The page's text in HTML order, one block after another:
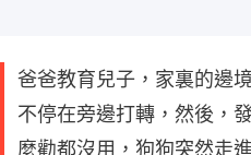
爸爸教育兒子，家裏的邊
不停在旁邊打轉，然後，
麼勸都沒用，狗狗突然走